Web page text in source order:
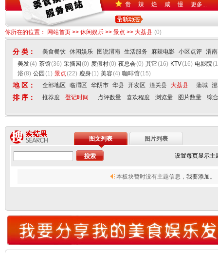
贵 辣 烂 咸 慢 更多...
你所在的位置： 网站首页 >> 休闲娱乐 >> 景点 >> 大荔县 (0)
分 类： 美食餐饮 休闲娱乐 图说渭南 生活服务 麻辣电影 小区点评 渭
美发(4) 茶馆(36) 采摘园 (0) 度假村(0) 夜总会(0) 其它(16) KTV(16) 电影院
浴(8) 公园 (1) 景点(22) 瘦身(1) 美容(4) 咖啡馆(15)
地 区： 全部地区 临渭区 华阴市 华县 开发区 潼关县 大荔县 蒲城
排 序： 推荐度 登记时间 点评数量 喜欢程度 浏览量 图片数量 综
图文列表 图片列表
设置每页显示
本板块暂时没有主题信息， 我要添加。